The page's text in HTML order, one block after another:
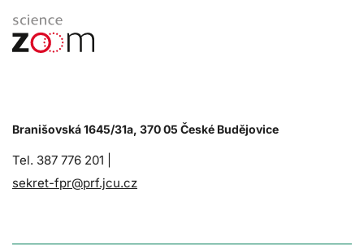
Branišovská 1645/31a, 370 05 České Budějovice
Tel. 387 776 201 |
sekret-fpr@prf.jcu.cz